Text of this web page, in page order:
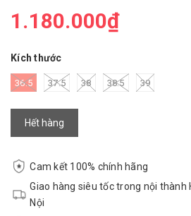
1.180.000₫
Kích thước
36.5 37.5 38 38.5 39
Hết hàng
Cam kết 100% chính hãng
Giao hàng siêu tốc trong nội thành
Nội